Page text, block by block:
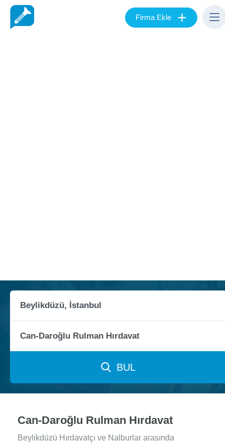
Firma Ekle +
BUL
Can-Daroğlu Rulman Hırdavat
Beylikdüzü Hırdavatçı ve Nalburlar arasında